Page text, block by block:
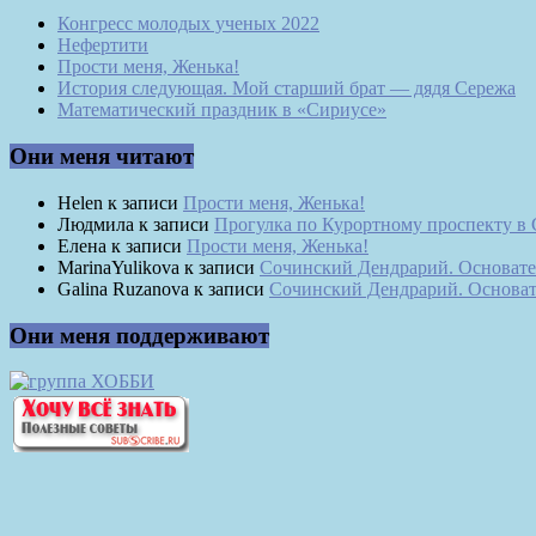
Конгресс молодых ученых 2022
Нефертити
Прости меня, Женька!
История следующая. Мой старший брат — дядя Сережа
Математический праздник в «Сириусе»
Они меня читают
Helen к записи Прости меня, Женька!
Людмила к записи Прогулка по Курортному проспекту в
Елена к записи Прости меня, Женька!
MarinaYulikova к записи Сочинский Дендрарий.
Galina Ruzanova к записи Сочинский Дендрарий.
Они меня поддерживают